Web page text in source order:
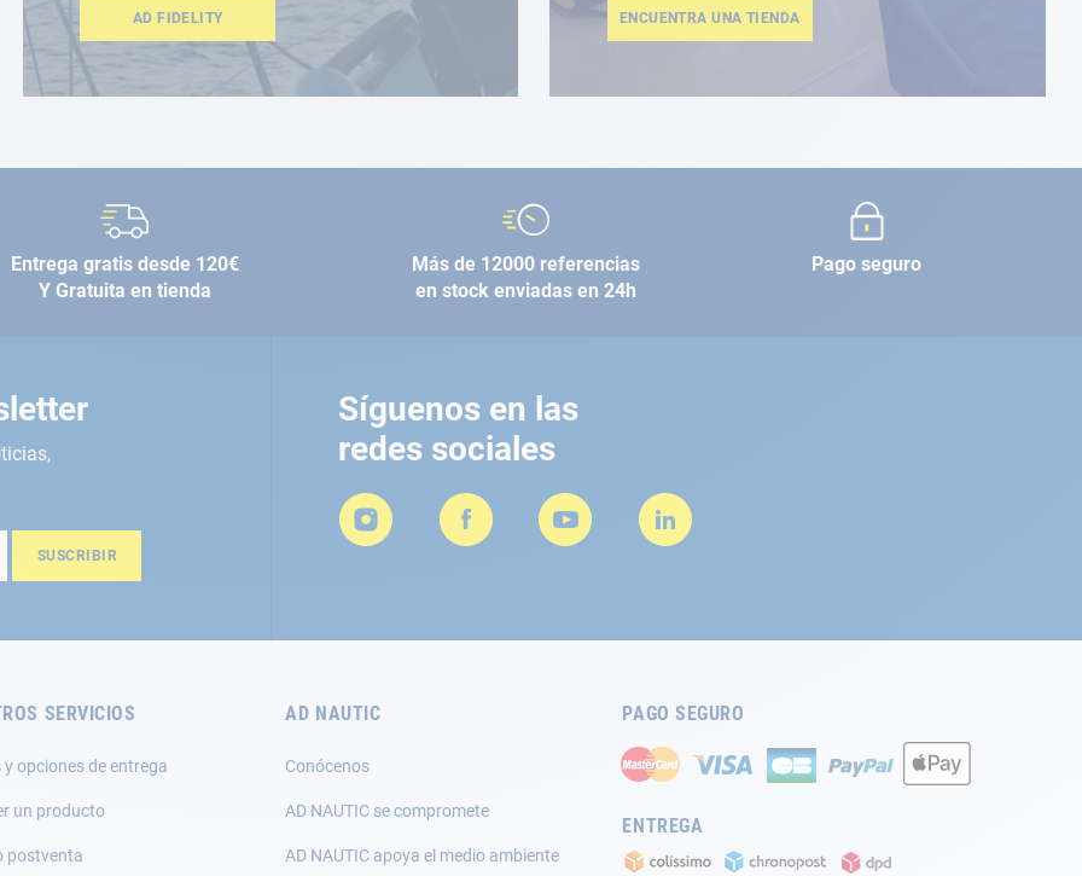
AD FIDELITY ENCUENTRA UNA TIENDA
Entrega gratis desde 120€
Y Gratuita en tienda
Más de 12000 referencias
en stock enviadas en 24h
Pago seguro
SUSCRIBIR
Síguenos en las
redes sociales
SERVICIOS
y opciones de entrega
un producto
postventa
AD NAUTIC
Conócenos
AD NAUTIC se compromete
AD NAUTIC apoya el medio ambiente
PAGO SEGURO
ENTREGA